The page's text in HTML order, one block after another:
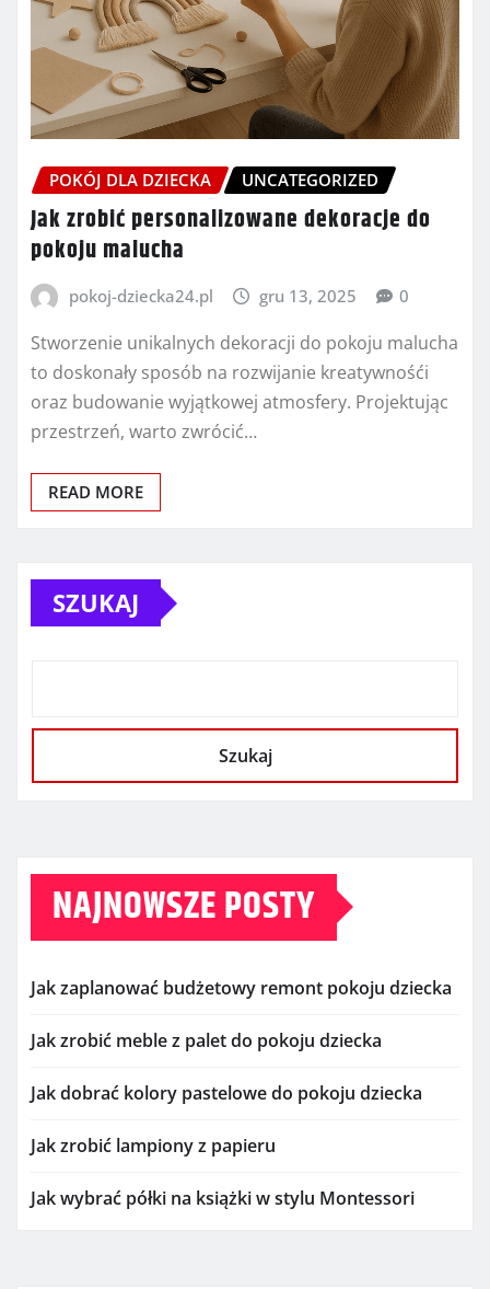
POKÓJ DLA DZIECKA UNCATEGORIZED
Jak zrobić personalizowane dekoracje do
pokoju malucha
pokoj-dziecka24.pl gru 13, 2025 0
Stworzenie unikalnych dekoracji do pokoju malucha
to doskonały sposób na rozwijanie kreatywnośći
oraz budowanie wyjątkowej atmosfery. Projektując
przestrzeń, warto zwrócić…
READ MORE
SZUKAJ
Szukaj
NAJNOWSZE POSTY
Jak zaplanować budżetowy remont pokoju dziecka
Jak zrobić meble z palet do pokoju dziecka
Jak dobrać kolory pastelowe do pokoju dziecka
Jak zrobić lampiony z papieru
Jak wybrać półki na książki w stylu Montessori